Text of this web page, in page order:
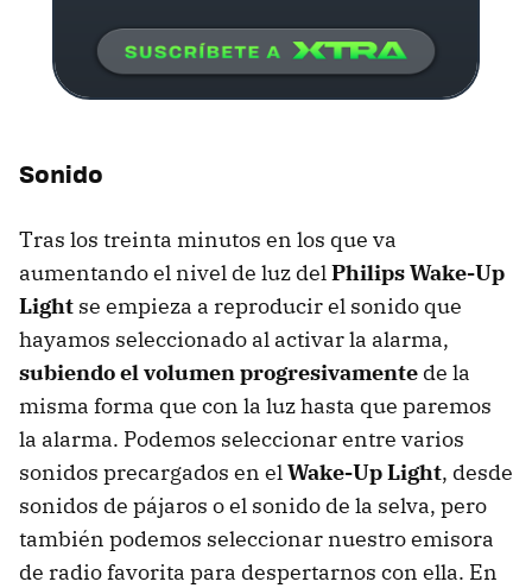
Sonido
Tras los treinta minutos en los que va
aumentando el nivel de luz delPhilips Wake-Up
Light se empieza a reproducir el sonido que
hayamos seleccionado al activar la alarma,
subiendo el volumen progresivamente de la
misma forma que con la luz hasta que paremos
la alarma. Podemos seleccionar entre varios
sonidos precargados en elWake-Up Light, desde
sonidos de pájaros o el sonido de la selva, pero
también podemos seleccionar nuestro emisora
de radio favorita para despertarnos con ella. En